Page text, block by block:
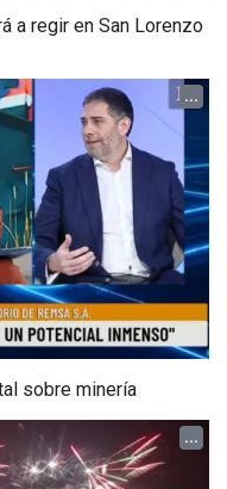
a regir en San Lorenzo
...
sobre minería
...